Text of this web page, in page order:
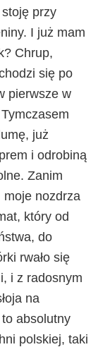
przy
I już mam
Chrup,
się po
pierwsze w
już
i odrobiną
Zanim
moje nozdrza
który od
do
rwało się
i z radosnym
na
absolutny
polskiej, taki